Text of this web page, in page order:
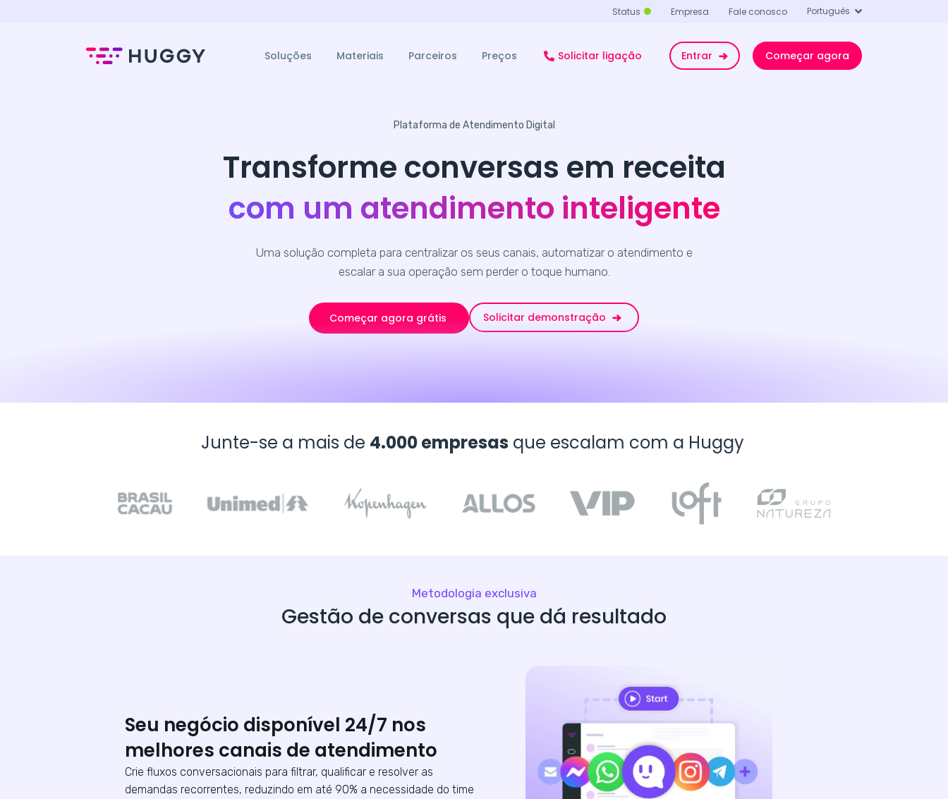
Status Empresa Fale conosco Português
Soluções Materiais Parceiros Preços Solicitar ligação Entrar Começar agora
Plataforma de Atendimento Digital
Transforme conversas em receita
com um atendimento inteligente
Uma solução completa para centralizar os seus canais, automatizar o atendimento e
escalar a sua operação sem perder o toque humano.
Começar agora grátis Solicitar demonstração
Junte-se a mais de 4.000 empresas que escalam com a Huggy
Metodologia exclusiva
Gestão de conversas que dá resultado
Seu negócio disponível 24/7 nos
melhores canais de atendimento
Crie fluxos conversacionais para filtrar, qualificar e resolver as
demandas recorrentes, reduzindo em até 90% a necessidade do time